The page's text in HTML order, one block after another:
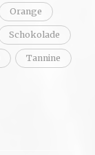
Orange
Schokolade
Tannine